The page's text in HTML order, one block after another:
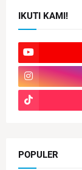
IKUTI KAMI!
POPULER